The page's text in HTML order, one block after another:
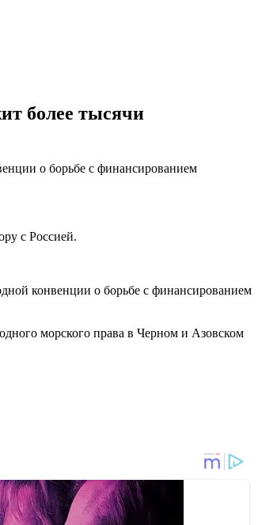
более тысячи
о борьбе с финансированием
с Россией.
конвенции о борьбе с финансированием
морского права в Черном и Азовском